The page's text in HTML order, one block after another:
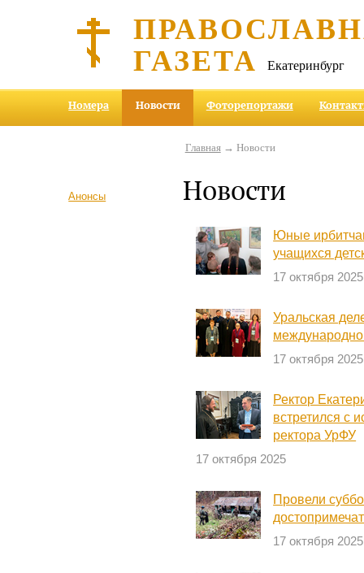
ГАЗЕТА Екатеринбург
Номера Новости Фоторепортажи
Анонсы
Главная→ Новости
Новости
Юные
учащихся
17 октября 2025
Уральская
17 октября 2025
Ректор
встретился с
ректора УрФУ
17 октября 2025
Провели
17 октября 2025